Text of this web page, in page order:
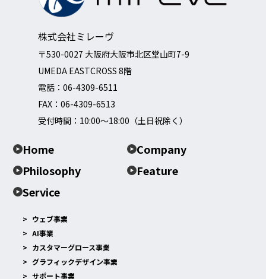
株式会社ミレーヴ
〒530-0027 大阪府大阪市北区堂山町7-9
UMEDA EASTCROSS 8階
電話： 06-4309-6511
FAX：06-4309-6513
受付時間：10:00～18:00（土日祝除く）
Home
Company
Philosophy
Feature
Service
ウェブ事業
AI事業
カスタマーグロース事業
グラフィックデザイン事業
サポート事業